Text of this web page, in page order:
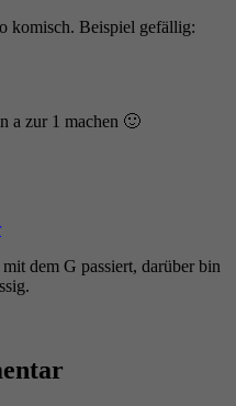
komisch. Beispiel gefällig:
a zur 1 machen 🙂
dem G passiert, darüber bin